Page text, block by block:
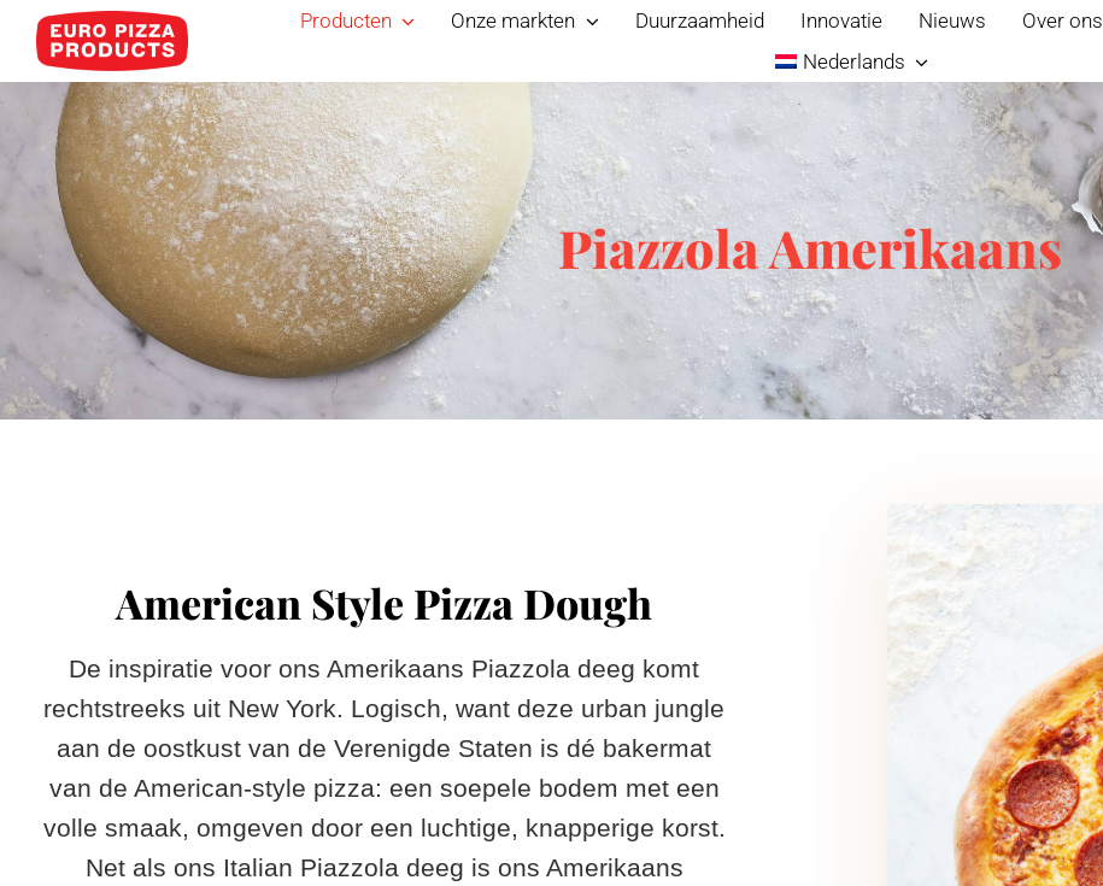
Skip
content
Producten Onze markten Duurzaamheid Innovatie Nieuws Over ons
Nederlands
Piazzola Amerikaans
American Style Pizza Dough​
De inspiratie voor ons Amerikaans Piazzola deeg komt
rechtstreeks uit New York. Logisch, want deze urban jungle
aan de oostkust van de Verenigde Staten is dé bakermat
van de American-style pizza: een soepele bodem met een
volle smaak, omgeven door een luchtige, knapperige korst.
Net als ons Italian Piazzola deeg is ons Amerikaans